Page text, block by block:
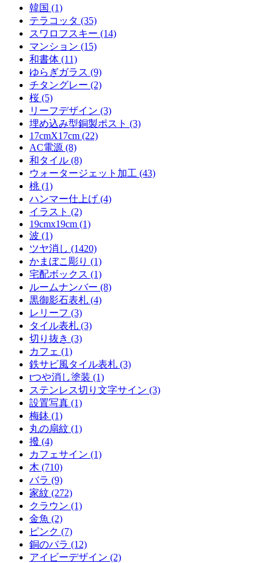
韓国 (1)
テラコッタ (35)
スワロフスキー (14)
マンション (15)
和書体 (11)
ゆらぎガラス (9)
チタングレー (2)
桜 (5)
リーフデザイン (3)
埋め込み型銅製ポスト (3)
17cmX17cm (22)
AC電源 (8)
和タイル (8)
ウォータージェット加工 (43)
桃 (1)
ハンマー仕上げ (4)
イラスト (2)
19cmx19cm (1)
波 (1)
ツヤ消し (1420)
かまぼこ彫り (1)
宅配ボックス (1)
ルームナンバー (8)
黒御影石表札 (4)
レリーフ (3)
タイル表札 (3)
切り抜き (3)
カフェ (1)
鉄サビ風タイル表札 (3)
tつや消し塗装 (1)
ステンレス切り文字サイン (3)
設置写真 (1)
梅鉢 (1)
丸の扇紋 (1)
撥 (4)
カフェサイン (1)
木 (710)
バラ (9)
家紋 (272)
クラウン (1)
金魚 (2)
ピンク (7)
銅のバラ (12)
アイビーデザイン (2)